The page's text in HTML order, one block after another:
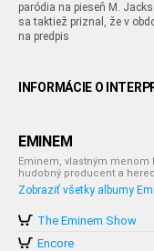
paródia na pieseň M.
sa taktiež priznal, že v
na predpis
INFORMÁCIE O
EMINEM
Eminem, vlastným menom
hudobný producent a
Zobraziť všetky albumy
The Eminem Show
Encore